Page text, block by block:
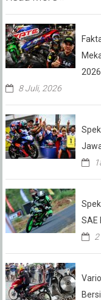
2026
8 Juli, 2026
SAE